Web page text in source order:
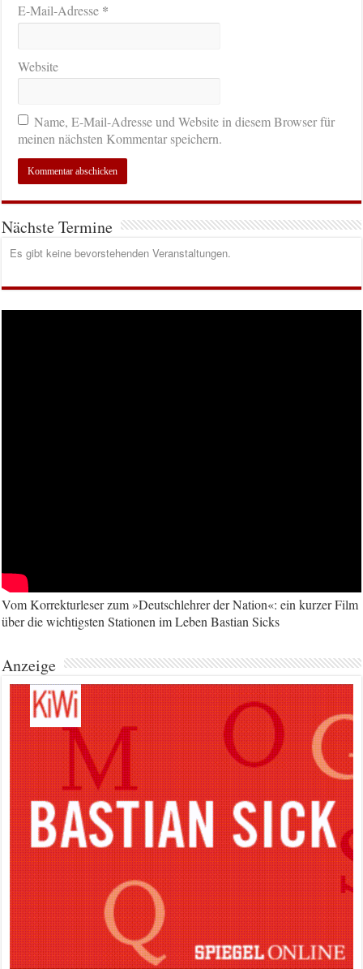
E-Mail-Adresse *
Website
Name, E-Mail-Adresse und Website in diesem Browser für
meinen nächsten Kommentar speichern.
Nächste Termine
Es gibt keine bevorstehenden Veranstaltungen.
Vom Korrekturleser zum »Deutschlehrer der Nation«: ein kurzer Film
über die wichtigsten Stationen im Leben Bastian Sicks
Anzeige